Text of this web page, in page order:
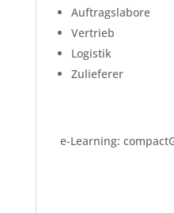
Auftragslabore
Vertrieb
Logistik
Zulieferer
e-Learning: